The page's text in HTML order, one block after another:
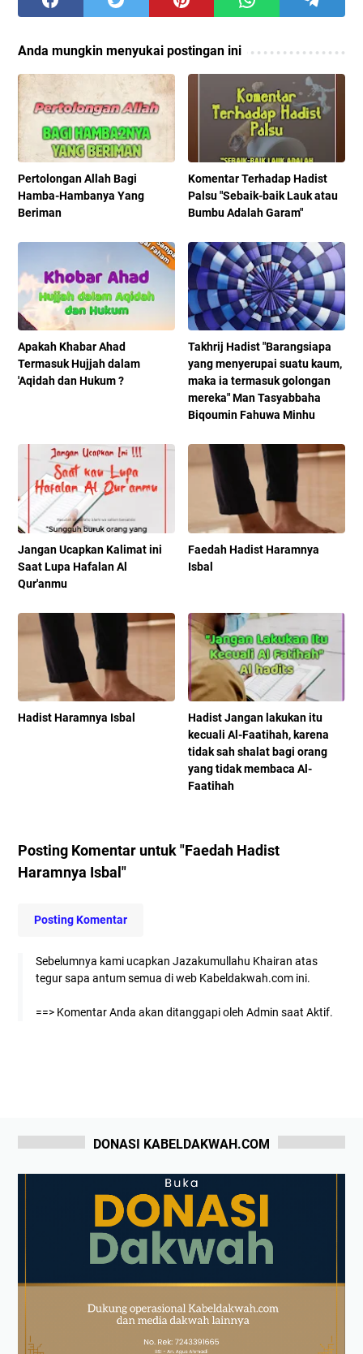
Anda mungkin menyukai postingan ini
Pertolongan Allah Bagi
Hamba-Hambanya Yang
Beriman
Komentar Terhadap Hadist
Palsu "Sebaik-baik Lauk atau
Bumbu Adalah Garam"
Apakah Khabar Ahad
Termasuk Hujjah dalam
'Aqidah dan Hukum ?
Takhrij Hadist "Barangsiapa
yang menyerupai suatu kaum,
maka ia termasuk golongan
mereka" Man Tasyabbaha
Biqoumin Fahuwa Minhu
Jangan Ucapkan Kalimat ini
Saat Lupa Hafalan Al
Qur'anmu
Faedah Hadist Haramnya
Isbal
Hadist Haramnya Isbal
Hadist Jangan lakukan itu
kecuali Al-Faatihah, karena
tidak sah shalat bagi orang
yang tidak membaca Al-
Faatihah
Posting Komentar untuk "Faedah Hadist
Haramnya Isbal"
Posting Komentar
Sebelumnya kami ucapkan Jazakumullahu Khairan atas
tegur sapa antum semua di web Kabeldakwah.com ini.
==> Komentar Anda akan ditanggapi oleh Admin saat Aktif.
DONASI KABELDAKWAH.COM